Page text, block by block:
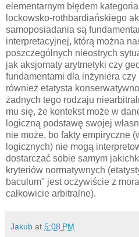
elementarnym błędem
lockowsko-rothbardiańskiego
samoposiadania są
interpretacyjnej, którą można
poszczególnych nieostrych
jak aksjomaty arytmetyki czy
fundamentami dla inżyniera
również etatysta
żadnych tego rodzaju
mu się, że kontekst może w
logiczną podstawę swojej
nie może, bo fakty empiryczne
logicznych) nie mogą
dostarczać sobie samym
kryteriów normatywnych
baculum" jest oczywiście z
całkowicie arbitralne).
Jakub at 5:08 PM